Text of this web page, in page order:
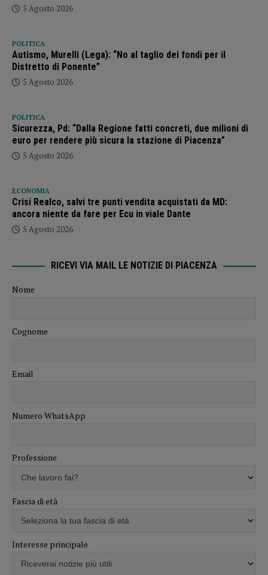
5 Agosto 2026
POLITICA
Autismo, Murelli (Lega): “No al taglio dei fondi per il
Distretto di Ponente”
5 Agosto 2026
POLITICA
Sicurezza, Pd: “Dalla Regione fatti concreti, due milioni di
euro per rendere più sicura la stazione di Piacenza”
5 Agosto 2026
ECONOMIA
Crisi Realco, salvi tre punti vendita acquistati da MD:
ancora niente da fare per Ecu in viale Dante
5 Agosto 2026
RICEVI VIA MAIL LE NOTIZIE DI PIACENZA
Nome
Cognome
Email
Numero WhatsApp
Professione
Fascia di età
Interesse principale